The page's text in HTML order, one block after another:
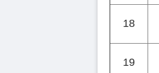
18
19